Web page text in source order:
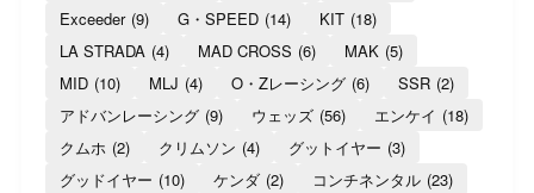
Exceeder (9) G・SPEED (14) KIT (18)
LA STRADA (4) MAD CROSS (6) MAK (5)
MID (10) MLJ (4) O・Zレーシング (6) SSR (2)
アドバンレーシング (9) ウェッズ (56) エンケイ (18)
クムホ (2) クリムソン (4) グットイヤー (3)
グッドイヤー (10) ケンダ (2) コンチネンタル (23)